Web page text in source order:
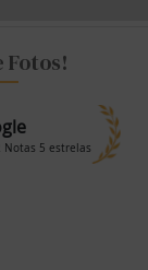
Fotos!
Notas 5 estrelas